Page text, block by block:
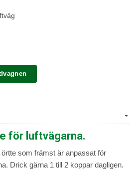
för luftvägarna.
som främst är anpassat för
Drick gärna 1 till 2 koppar dagligen.